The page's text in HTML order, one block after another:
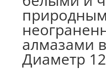
алмазами
Диаметр